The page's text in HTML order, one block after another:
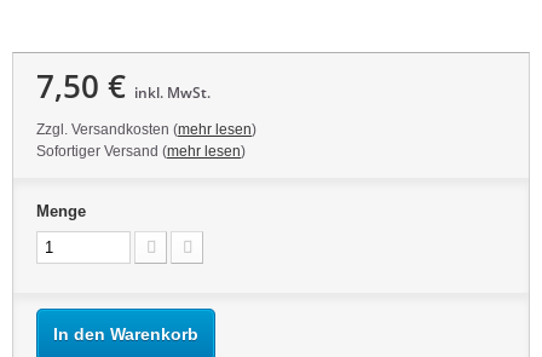
7,50 € inkl. MwSt.
Zzgl. Versandkosten (mehr lesen)
Sofortiger Versand (mehr lesen)
Menge
In den Warenkorb